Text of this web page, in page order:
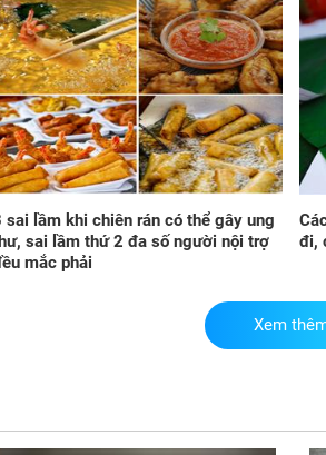
sai lầm khi chiên rán có thể gây ung
sai lầm thứ 2 đa số người nội trợ
mắc phải
đi,
Xem